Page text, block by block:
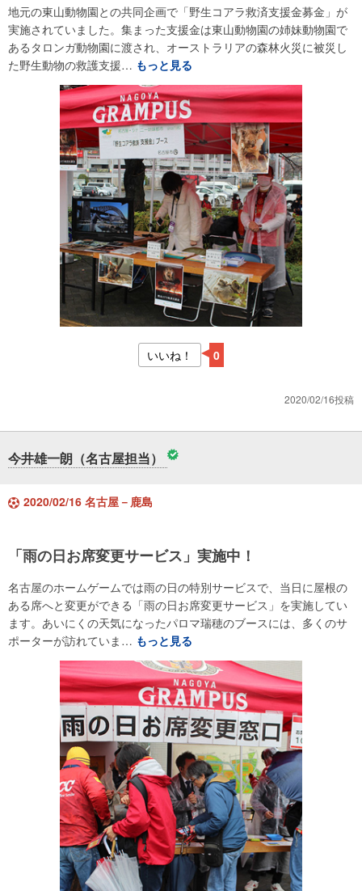
地元の東山動物園との共同企画で「野生コアラ救済支援金募金」が
実施されていました。集まった支援金は東山動物園の姉妹動物園で
あるタロンガ動物園に渡され、オーストラリアの森林火災に被災し
た野生動物の救護支援… もっと見る
いいね！ 0
2020/02/16投稿
今井雄一朗（名古屋担当）
2020/02/16 名古屋－鹿島
「雨の日お席変更サービス」実施中！
名古屋のホームゲームでは雨の日の特別サービスで、当日に屋根の
ある席へと変更ができる「雨の日お席変更サービス」を実施してい
ます。あいにくの天気になったパロマ瑞穂のブースには、多くのサ
ポーターが訪れていま… もっと見る